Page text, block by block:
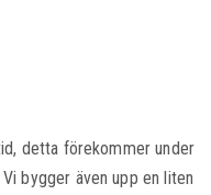
detta förekommer under
bygger även upp en liten